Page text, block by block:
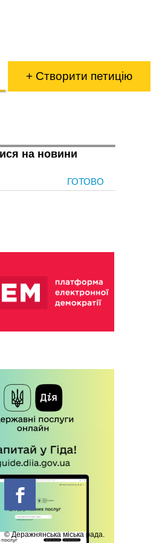
+ Створити петицію
на новини
© Деражнянська міська рада.